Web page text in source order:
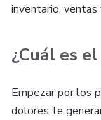
inventario,
¿Cuál es
Empezar por los
dolores te